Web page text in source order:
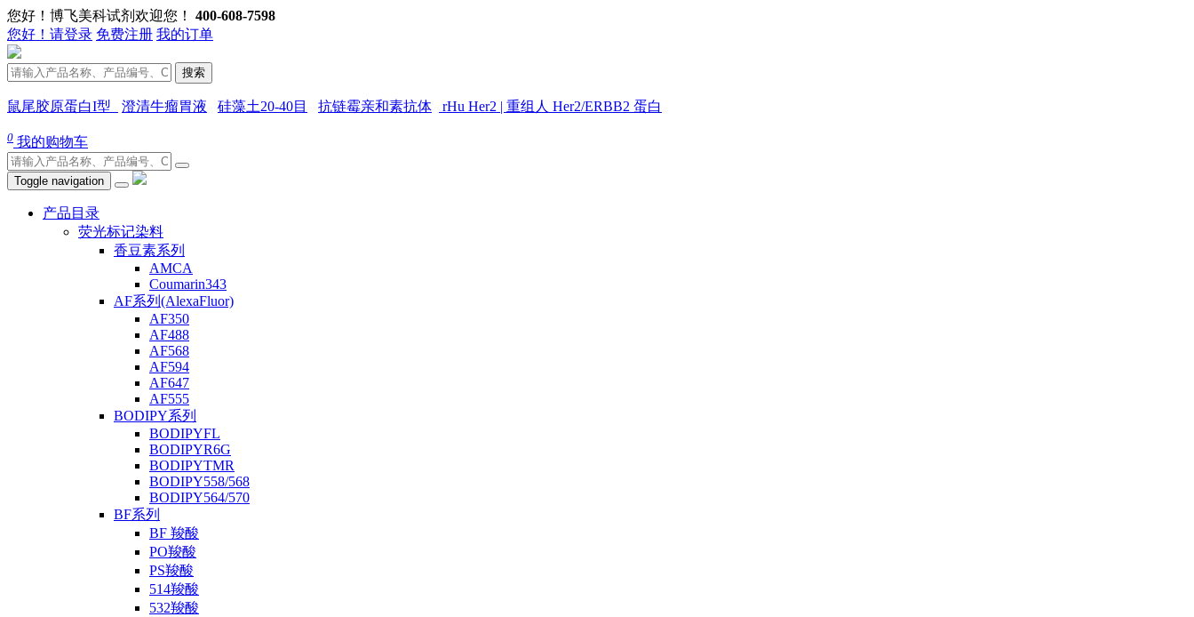
您好！博飞美科试剂欢迎您！ 400-608-7598
您好！请登录 免费注册 我的订单
搜索
鼠尾胶原蛋白I型 澄清牛瘤胃液 硅藻土20-40目 抗链霉亲和素抗体 rHu Her2 | 重组人 Her2/ERBB2 蛋白
0 我的购物车
Toggle navigation
产品目录
荧光标记染料
香豆素系列
AMCA
Coumarin343
AF系列(AlexaFluor)
AF350
AF488
AF568
AF594
AF647
AF555
BODIPY系列
BODIPYFL
BODIPYR6G
BODIPYTMR
BODIPY558/568
BODIPY564/570
BF系列
BF 羧酸
PO羧酸
PS羧酸
514羧酸
532羧酸